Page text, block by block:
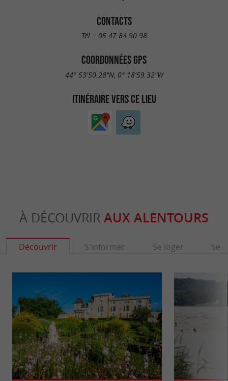
CONTACTS
Tél. : 05 47 84 90 98
COORDONNÉES GPS
44° 53'50.28"N, 0° 18'59.32"W
ITINÉRAIRE VERS CE LIEU
À DÉCOUVRIR AUX ALENTOURS
Découvrir S'informer Se loger Se